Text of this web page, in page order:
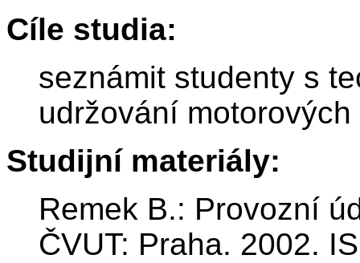
Cíle studia:
seznámit studenty s
udržování
Studijní materiály:
Remek B.: Provozní
ČVUT: Praha. 2002.